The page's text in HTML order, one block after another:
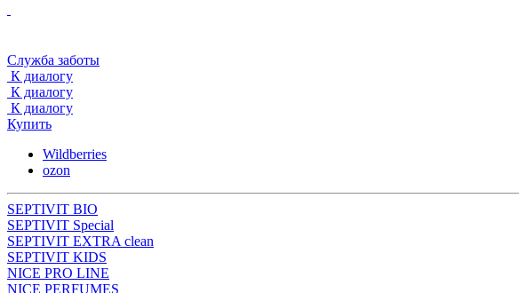
Служба заботы
К диалогу
К диалогу
К диалогу
Купить
Wildberries
ozon
SEPTIVIT BIO
SEPTIVIT Special
SEPTIVIT EXTRA clean
SEPTIVIT KIDS
NICE PRO LINE
NICE PERFUMES